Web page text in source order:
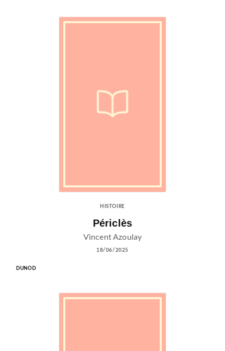
HISTOIRE
Périclès
Vincent Azoulay
18/06/2025
DUNOD